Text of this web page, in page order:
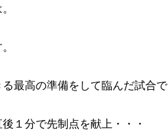
る最高の準備をして臨んだ試合で
１分で先制点を献上・・・